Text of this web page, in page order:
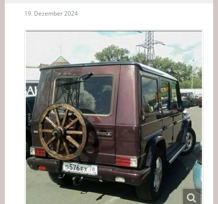
19. Dezember 2024